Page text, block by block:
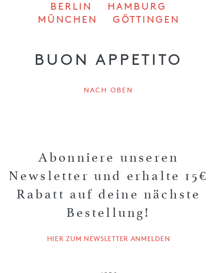
BERLIN
HAMBURG
MÜNCHEN
GÖTTINGEN
BUON APPETITO
NACH OBEN
Abonniere unseren
Newsletter und erhalte 15€
Rabatt auf deine nächste
Bestellung!
HIER ZUM NEWSLETTER ANMELDEN